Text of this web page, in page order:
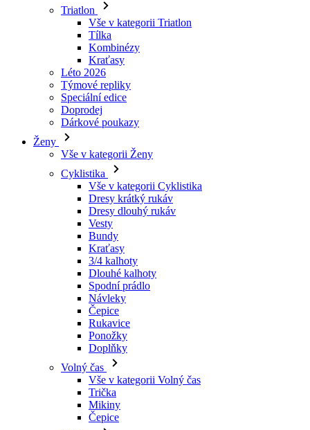
Triatlon
Vše v kategorii Triatlon
Tílka
Kombinézy
Kraťasy
Léto 2026
Týmové repliky
Speciální edice
Doprodej
Dárkové poukazy
Ženy
Vše v kategorii Ženy
Cyklistika
Vše v kategorii Cyklistika
Dresy krátký rukáv
Dresy dlouhý rukáv
Vesty
Bundy
Kraťasy
3/4 kalhoty
Dlouhé kalhoty
Spodní prádlo
Návleky
Čepice
Rukavice
Ponožky
Doplňky
Volný čas
Vše v kategorii Volný čas
Trička
Mikiny
Čepice